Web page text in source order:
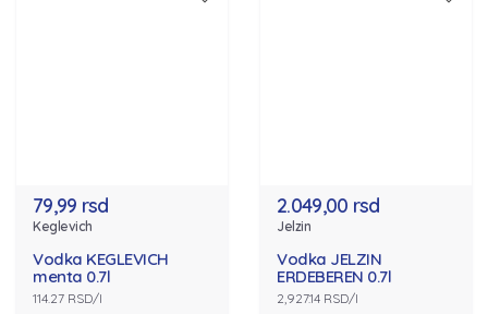
79,99 rsd
Keglevich
Vodka KEGLEVICH
menta 0.7l
114.27 RSD/l
2.049,00 rsd
Jelzin
Vodka JELZIN
ERDEBEREN 0.7l
2,927.14 RSD/l